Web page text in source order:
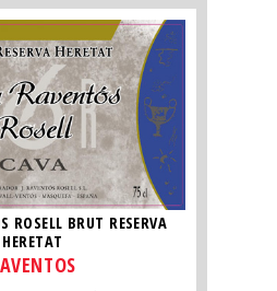
ROSELL BRUT RESERVA
HERETAT